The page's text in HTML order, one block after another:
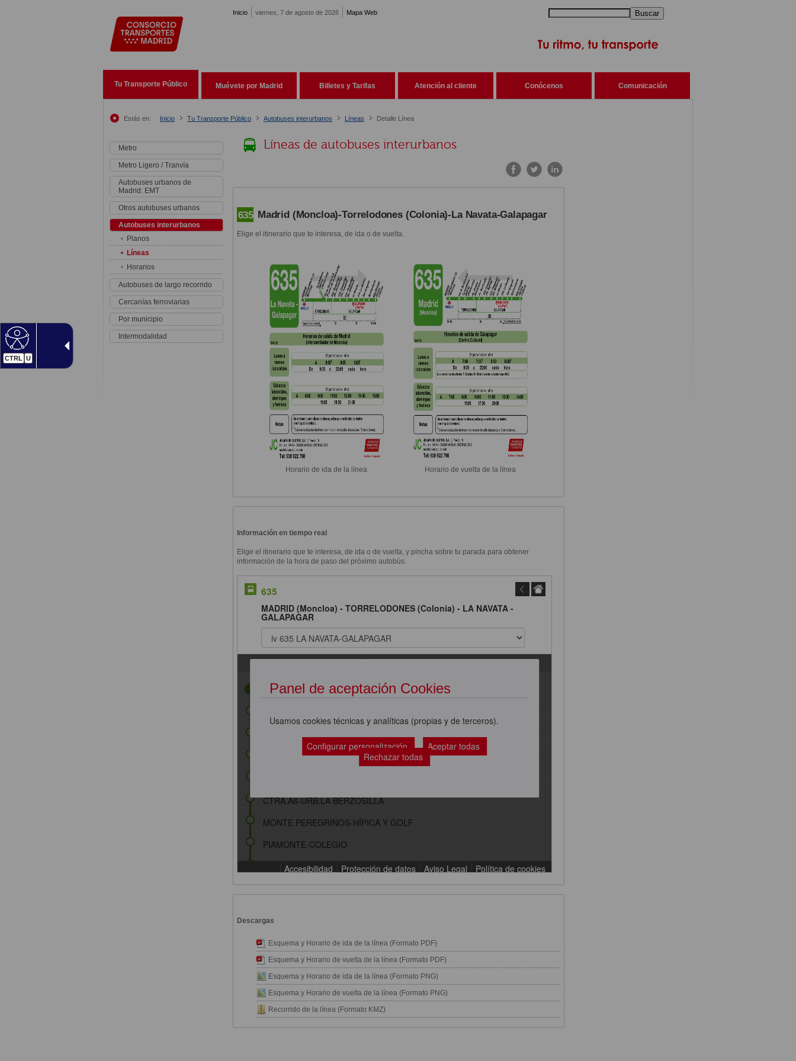
CTRL U
Inicio viernes, 7 de agosto de 2026 Mapa Web Buscar
Tu Transporte Público Muévete por Madrid Billetes y Tarifas Atención al cliente Conócenos Comunicación
Estás en: Inicio Tu Transporte Público Autobuses interurbanos Líneas Detalle Línea
Metro
Metro Ligero / Tranvía
Autobuses urbanos de
Madrid: EMT
Otros autobuses urbanos
Autobuses interurbanos
Planos
Líneas
Horarios
Autobuses de largo recorrido
Cercanías ferroviarias
Por municipio
Intermodalidad
Líneas de autobuses interurbanos
635 Madrid (Moncloa)-Torrelodones (Colonia)-La Navata-Galapagar
Elige el itinerario que te interesa, de ida o de vuelta.
Horario de ida de la línea Horario de vuelta de la línea
Información en tiempo real
Elige el itinerario que te interesa, de ida o de vuelta, y pincha sobre tu parada para obtener
información de la hora de paso del próximo autobús.
Descargas
Esquema y Horario de ida de la línea (Formato PDF)
Esquema y Horario de vuelta de la línea (Formato PDF)
Esquema y Horario de ida de la línea (Formato PNG)
Esquema y Horario de vuelta de la línea (Formato PNG)
Recorrido de la línea (Formato KMZ)